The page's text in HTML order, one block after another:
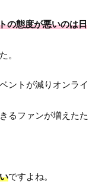
の態度が悪いのは日
。
ントが減りオンライ
るファンが増えたた
ですよね。